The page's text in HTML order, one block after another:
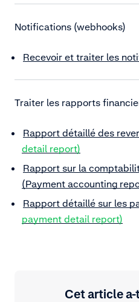
Notifications (webhooks)
Recevoir et traiter les
Traiter les rapports
Rapport détaillé des
detail report)
Rapport sur la
(Payment accounting
Rapport détaillé sur les
payment detail report)
Cet article